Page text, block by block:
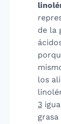
de la
los
3